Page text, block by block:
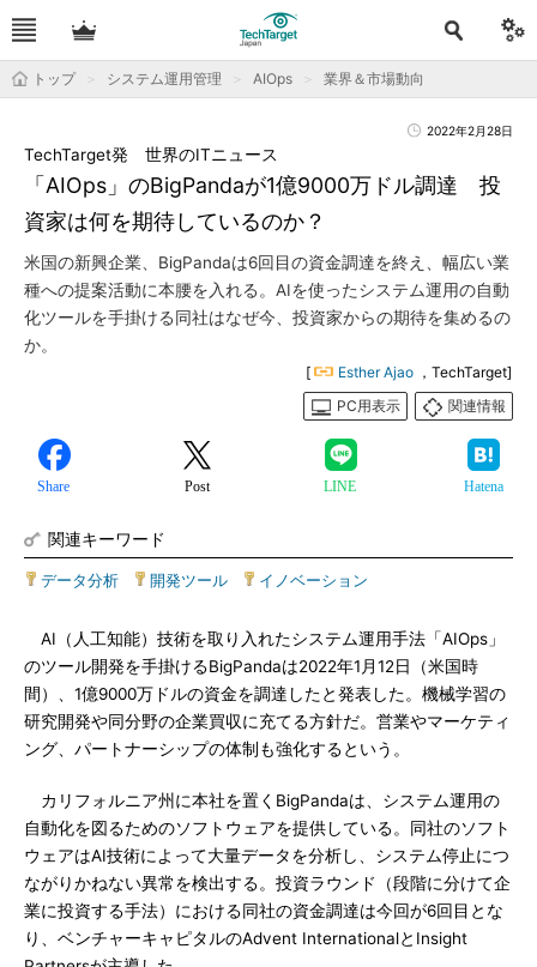
トップ システム運用管理 AIOps 業界＆市場動向
2022年2月28日
「AIOps」のBigPandaが1億9000万ドル調達 投
資家は何を期待しているのか？
TechTarget発 世界のITニュース
米国の新興企業、BigPandaは6回目の資金調達を終え、幅広い業
種への提案活動に本腰を入れる。AIを使ったシステム運用の自動
化ツールを手掛ける同社はなぜ今、投資家からの期待を集めるの
か。
[ Esther Ajao ，TechTarget]
PC用表示
関連情報
Share Post LINE Hatena
関連キーワード
データ分析 開発ツール イノベーション
AI（人工知能）技術を取り入れたシステム運用手法「AIOps」
のツール開発を手掛けるBigPandaは2022年1月12日（米国時
間）、1億9000万ドルの資金を調達したと発表した。機械学習の
研究開発や同分野の企業買収に充てる方針だ。営業やマーケティ
ング、パートナーシップの体制も強化するという。
カリフォルニア州に本社を置くBigPandaは、システム運用の
自動化を図るためのソフトウェアを提供している。同社のソフト
ウェアはAI技術によって大量データを分析し、システム停止につ
ながりかねない異常を検出する。投資ラウンド（段階に分けて企
業に投資する手法）における同社の資金調達は今回が6回目とな
り、ベンチャーキャピタルのAdvent InternationalとInsight